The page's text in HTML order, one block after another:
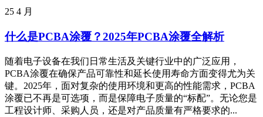
25 4 月
什么是PCBA涂覆？2025年PCBA涂覆全解析
随着电子设备在我们日常生活及关键行业中的广泛应用，
PCBA涂覆在确保产品可靠性和延长使用寿命方面变得尤为关
键。2025年，面对复杂的使用环境和更高的性能需求，PCBA
涂覆已不再是可选项，而是保障电子质量的“标配”。无论您是
工程设计师、采购人员，还是对产品质量有严格要求的...